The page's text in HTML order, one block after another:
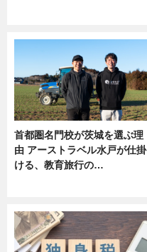
首都圏名門校が茨城を選ぶ理
由 アーストラベル水戸が仕掛
ける、教育旅行の…